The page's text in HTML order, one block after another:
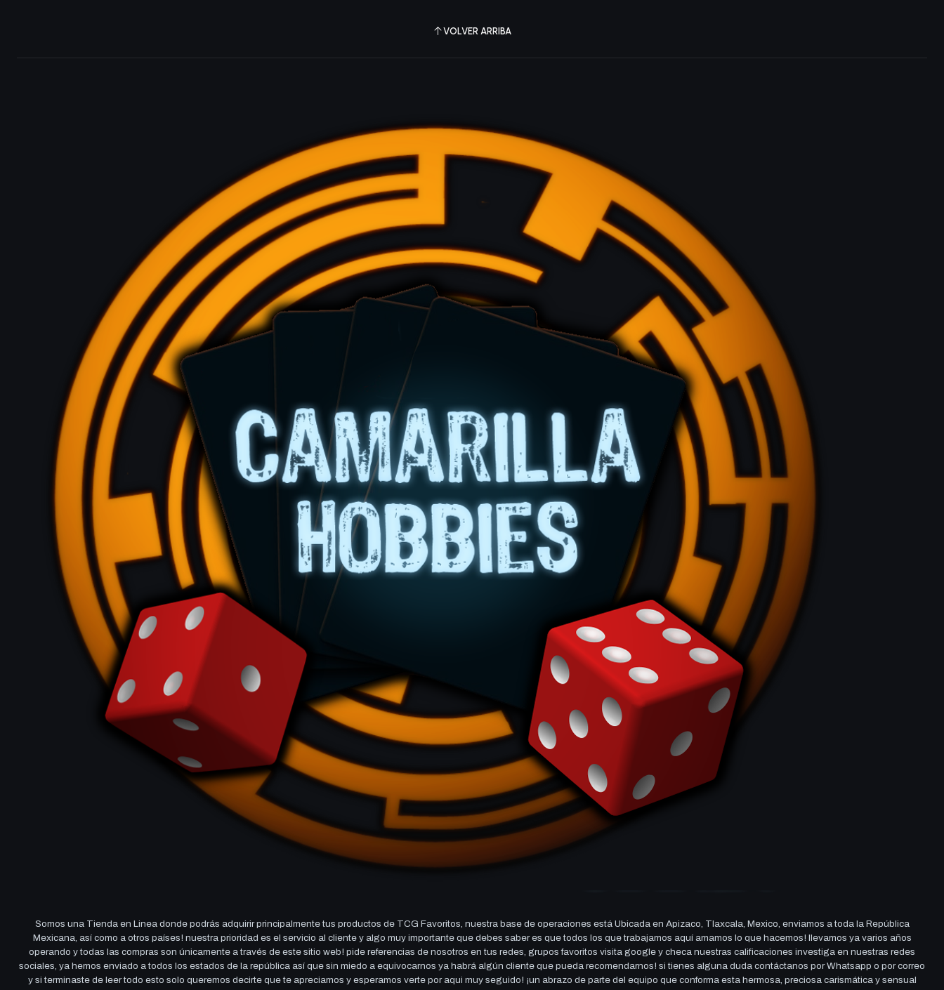
VOLVER ARRIBA
Somos una Tienda en Linea donde podrás adquirir principalmente tus productos de TCG Favoritos, nuestra base de operaciones está Ubicada en Apizaco, Tlaxcala, Mexico, enviamos a toda la República
Mexicana, así como a otros países! nuestra prioridad es el servicio al cliente y algo muy importante que debes saber es que todos los que trabajamos aquí amamos lo que hacemos! llevamos ya varios años
operando y todas las compras son únicamente a través de este sitio web! pide referencias de nosotros en tus redes, grupos favoritos visita google y checa nuestras calificaciones investiga en nuestras redes
sociales, ya hemos enviado a todos los estados de la república así que sin miedo a equivocarnos ya habrá algún cliente que pueda recomendarnos! si tienes alguna duda contáctanos por Whatsapp o por correo
y si terminaste de leer todo esto solo queremos decirte que te apreciamos y esperamos verte por aqui muy seguido! ¡un abrazo de parte del equipo que conforma esta hermosa, preciosa carismática y sensual